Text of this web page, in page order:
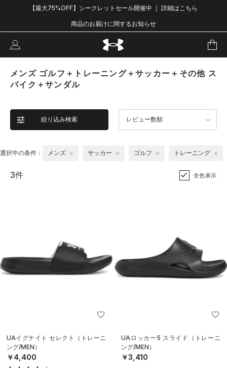
【最大75%OFF】シークレットセール開催中 ｜ 詳細はこちら
商品のお届けに関するお知らせ
メンズ ゴルフ＋トレーニング＋サッカー＋その他 ス
パイク＋サンダル
絞り込み検索 レビュー数順
選択中の条件： メンズ サッカー ゴルフ トレーニング
3件 全色表示
UAイグナイト セレクト（トレーニ
ング/MEN）
￥4,400
UAロッカー5 スライド（トレーニ
ング/MEN）
￥3,410